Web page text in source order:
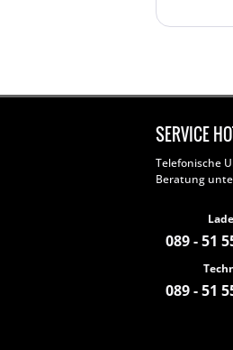
SERVICE
Telefonische
Beratung
089 - 51
089 - 51